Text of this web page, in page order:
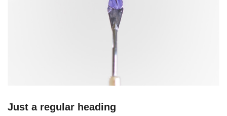
Just a regular heading